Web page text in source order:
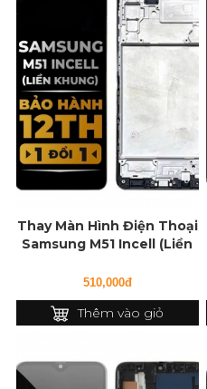
Thay Màn Hình Điện Thoại
Samsung M51 Incell (Liền
510,000đ
Thêm vào giỏ